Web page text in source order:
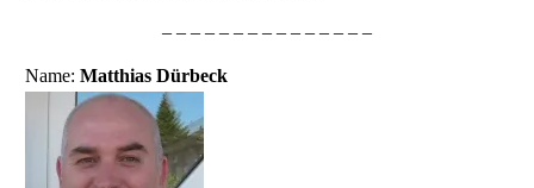
– – – – – – – – – – – – – – –
Name: Matthias Dürbeck